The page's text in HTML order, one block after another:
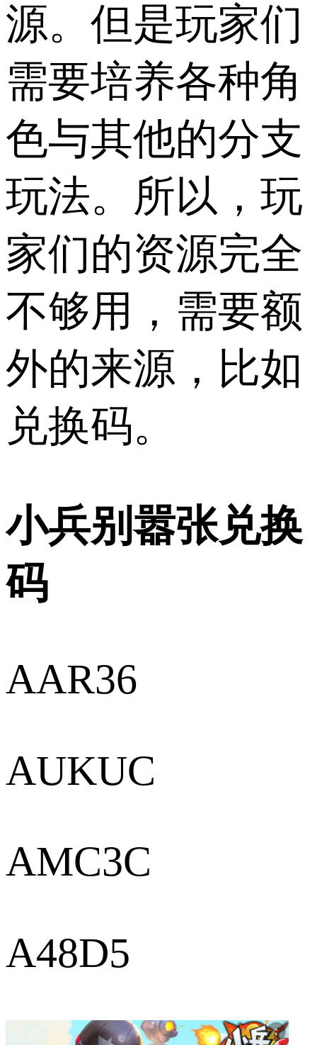
源。但是玩家们
需要培养各种角
色与其他的分支
玩法。所以，玩
家们的资源完全
不够用，需要额
外的来源，比如
兑换码。
小兵别嚣张兑换
码
AAR36
AUKUC
AMC3C
A48D5